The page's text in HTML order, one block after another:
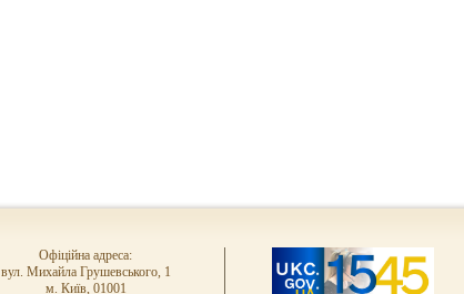
Офіційна адреса:
вул. Михайла Грушевського, 1
м. Київ, 01001